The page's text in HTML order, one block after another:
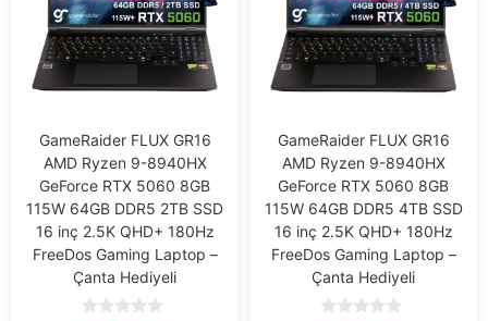
GameRaider FLUX GR16
AMD Ryzen 9-8940HX
GeForce RTX 5060 8GB
115W 64GB DDR5 2TB SSD
16 inç 2.5K QHD+ 180Hz
FreeDos Gaming Laptop –
Çanta Hediyeli
GameRaider FLUX GR16
AMD Ryzen 9-8940HX
GeForce RTX 5060 8GB
115W 64GB DDR5 4TB SSD
16 inç 2.5K QHD+ 180Hz
FreeDos Gaming Laptop –
Çanta Hediyeli